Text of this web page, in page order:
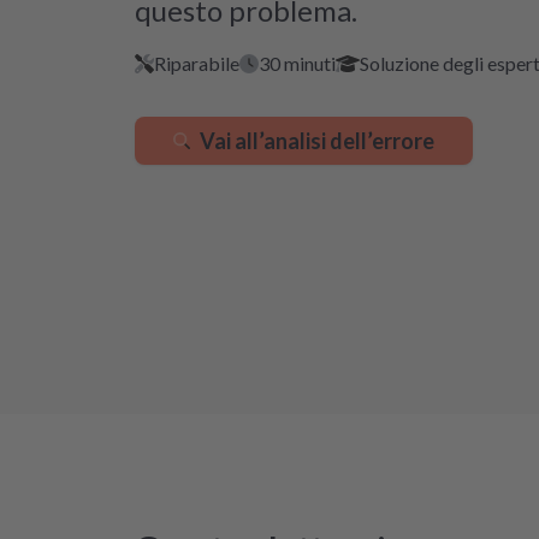
questo problema.
Riparabile 30 minuti Soluzione degli
Vai all’analisi dell’errore